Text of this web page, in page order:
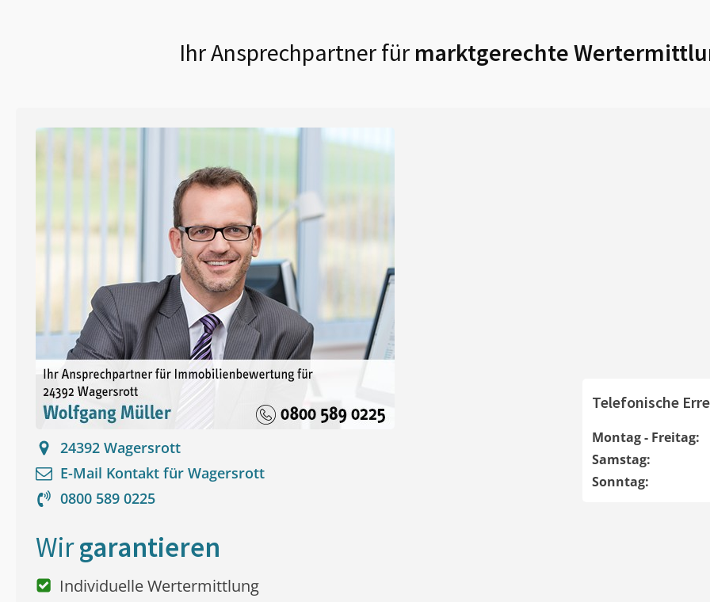
Ihr Ansprechpartner für marktgerechte
24392 Wagersrott
E-Mail Kontakt für Wagersrott
0800 589 0225
Telefonische
Montag - Freitag:
Samstag:
Sonntag:
Wirgarantieren
Individuelle Wertermittlung